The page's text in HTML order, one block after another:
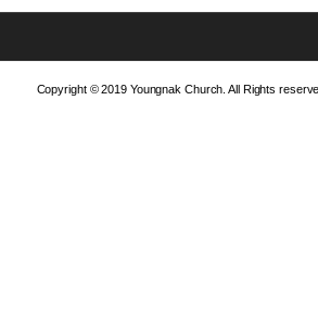
Copyright © 2019 Youngnak Church. All Rights